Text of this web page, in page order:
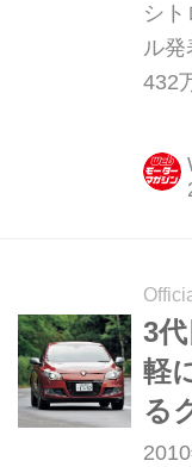
シ
ル発
432
3
軽
る
【